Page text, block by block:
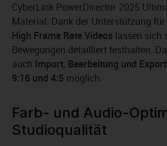
CyberLink PowerDirector 2025
Material. Dank der Unterstützung
High Frame Rate Videos lassen sich
Bewegungen detailliert festhalten.
auch Import, Bearbeitung und
9:16 und 4:5 möglich.
Farb- und Audio-
Studioqualität